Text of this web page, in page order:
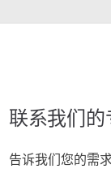
联系我们的
告诉我们您的需